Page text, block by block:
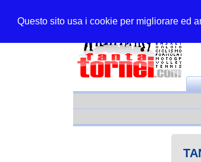
Questo sito usa i cookie per migliorare ed